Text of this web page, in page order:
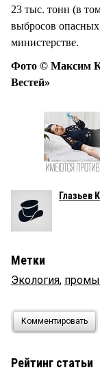
23 тыс. тонн (в
выбросов
министерстве.
Фото © Максим
Вестей»
Глазьев
Метки
Экология,
Комментировать
Рейтинг статьи